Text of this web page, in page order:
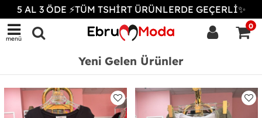
5 AL 3 ÖDE ⚡TÜM TSHİRT ÜRÜNLERDE GEÇERLİ✨
menü
0
Yeni Gelen Ürünler